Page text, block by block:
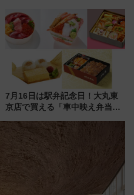
神秘的なデザイン
7月16日は駅弁記念日！大丸東
京店で買える「車中映え弁当」